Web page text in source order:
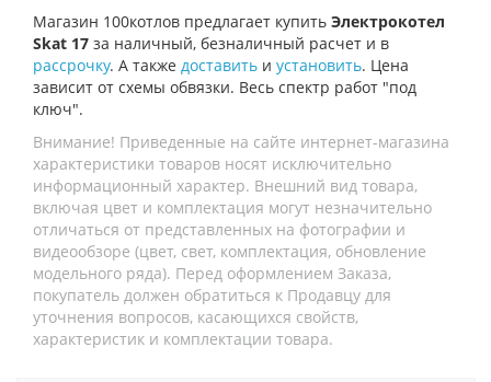
Магазин 100котлов предлагает купить Электрокотел
Skat 17 за наличный, безналичный расчет и в
рассрочку. А также доставить и установить. Цена
зависит от схемы обвязки. Весь спектр работ "под
ключ".
Внимание! Приведенные на сайте интернет-магазина
характеристики товаров носят исключительно
информационный характер. Внешний вид товара,
включая цвет и комплектация могут незначительно
отличаться от представленных на фотографии и
видеообзоре (цвет, свет, комплектация, обновление
модельного ряда). Перед оформлением Заказа,
покупатель должен обратиться к Продавцу для
уточнения вопросов, касающихся свойств,
характеристик и комплектации товара.